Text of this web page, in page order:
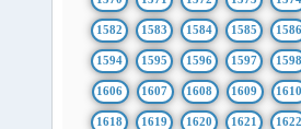
1582 1583 1584 1585 1586
1594 1595 1596 1597 1598
1606 1607 1608 1609
1618 1619 1620 1621 1622